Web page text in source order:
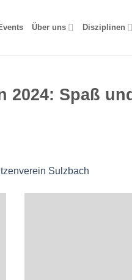
Über uns Disziplinen
2024: Spaß